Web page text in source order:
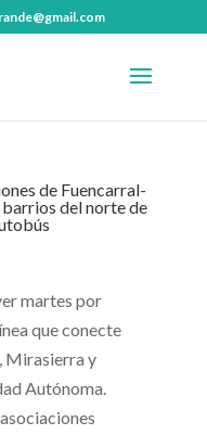
de Fuencarral-
del norte de
martes por
que conecte
Mirasierra y
Autónoma.